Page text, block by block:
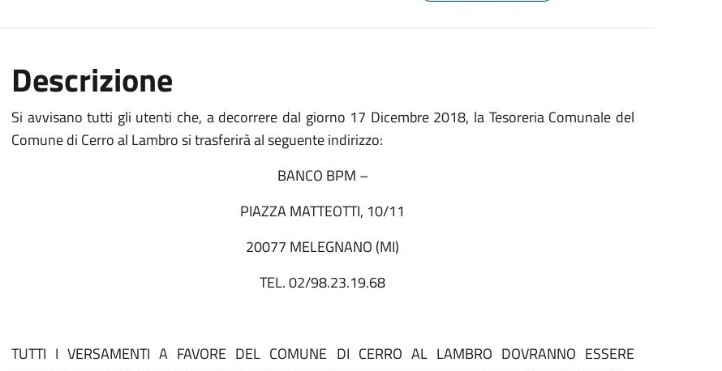
Descrizione
Si avvisano tutti gli utenti che, a decorrere dal giorno 17 Dicembre 2018, la Tesoreria Comunale del
Comune di Cerro al Lambro si trasferirà al seguente indirizzo:
BANCO BPM –
PIAZZA MATTEOTTI, 10/11
20077 MELEGNANO (MI)
TEL. 02/98.23.19.68
TUTTI I VERSAMENTI A FAVORE DEL COMUNE DI CERRO AL LAMBRO DOVRANNO ESSERE